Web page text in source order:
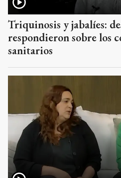
Triquinosis y jabalíes:
respondieron sobre los
sanitarios